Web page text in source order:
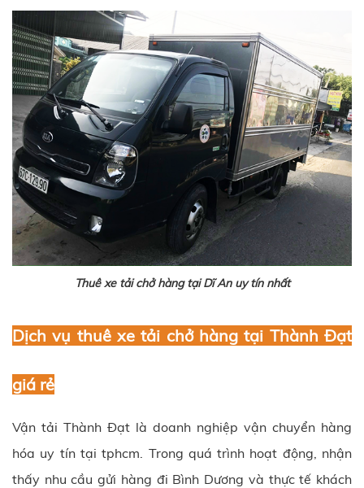
Thuê xe tải chở hàng tại Dĩ An uy tín nhất
Dịch vụ thuê xe tải chở hàng tại Thành Đạt
giá rẻ
Vận tải Thành Đạt là doanh nghiệp vận chuyển hàng
hóa uy tín tại tphcm. Trong quá trình hoạt động, nhận
thấy nhu cầu gửi hàng đi Bình Dương và thực tế khách